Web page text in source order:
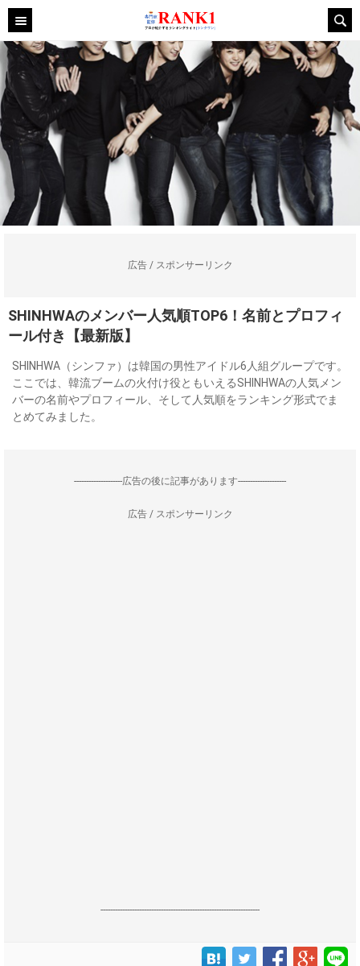
広告 / スポンサーリンク
SHINHWAのメンバー人気順TOP6！名前とプロフィ
ール付き【最新版】
SHINHWA（シンファ）は韓国の男性アイドル6人組グループです。
ここでは、韓流ブームの火付け役ともいえるSHINHWAの人気メン
バーの名前やプロフィール、そして人気順をランキング形式でま
とめてみました。
--------------------広告の後に記事があります--------------------
広告 / スポンサーリンク
------------------------------------------------------------------